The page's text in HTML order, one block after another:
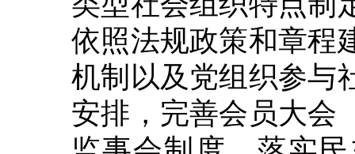
依照法规政策和章程
机制以及党组织参与
安排，完善会员大会